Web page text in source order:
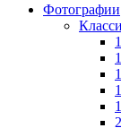
Фотографии